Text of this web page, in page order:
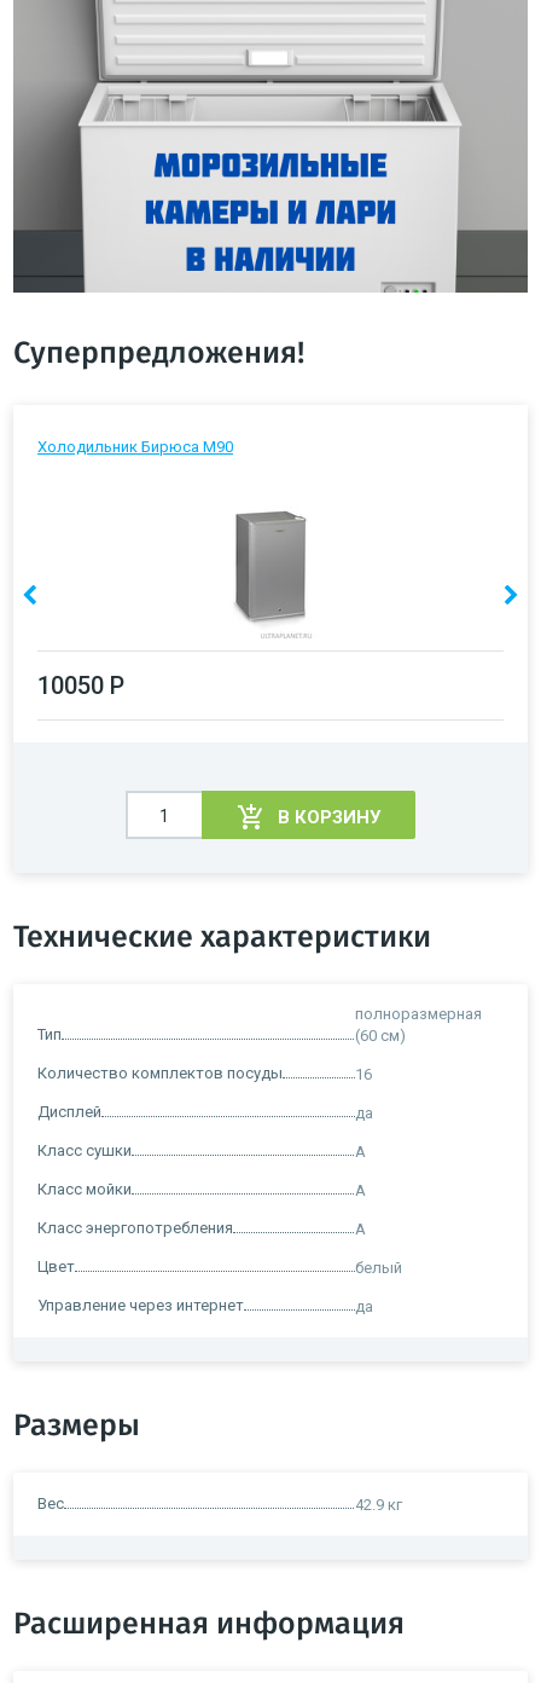
Суперпредложения!
Холодильник Бирюса М90
10050 Р
В КОРЗИНУ
Технические характеристики
Тип
полноразмерная
(60 см)
Количество комплектов посуды 16
Дисплей да
Класс сушки A
Класс мойки A
Класс энергопотребления A
Цвет белый
Управление через интернет да
Размеры
Вес 42.9 кг
Расширенная информация